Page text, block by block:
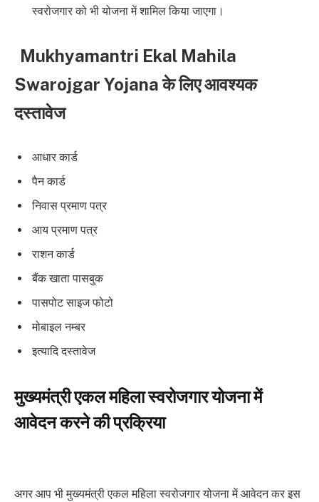
स्वरोजगार को भी योजना में शामिल किया जाएगा।
Mukhyamantri Ekal Mahila
Swarojgar Yojana के लिए आवश्यक
दस्तावेज
आधार कार्ड
पैन कार्ड
निवास प्रमाण पत्र
आय प्रमाण पत्र
राशन कार्ड
बैंक खाता पासबुक
पासपोट साइज फोटो
मोबाइल नम्बर
इत्यादि दस्तावेज
मुख्यमंत्री एकल महिला स्वरोजगार योजना में
आवेदन करने की प्रक्रिया
अगर आप भी मुख्यमंत्री एकल महिला स्वरोजगार योजना में आवेदन कर इस